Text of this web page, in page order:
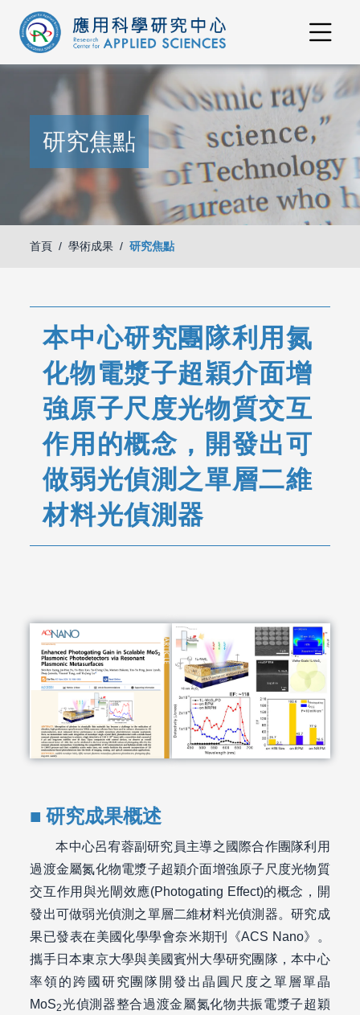
研究焦點
首頁 學術成果 研究焦點
本中心研究團隊利用氮
化物電漿子超穎介面增
強原子尺度光物質交互
作用的概念，開發出可
做弱光偵測之單層二維
材料光偵測器
研究成果概述
本中心呂宥蓉副研究員主導之國際合作團隊利用
過渡金屬氮化物電漿子超穎介面增強原子尺度光物質
交互作用與光閘效應(Photogating Effect)的概念，開
發出可做弱光偵測之單層二維材料光偵測器。研究成
果已發表在美國化學學會奈米期刊《ACS Nano》。
攜手日本東京大學與美國賓州大學研究團隊，本中心
率領的跨國研究團隊開發出晶圓尺度之單層單晶
MoS2光偵測器整合過渡金屬氮化物共振電漿子超穎